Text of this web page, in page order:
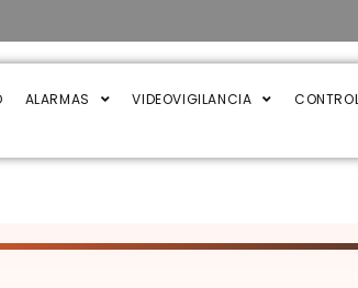
ALARMAS VIDEOVIGILANCIA